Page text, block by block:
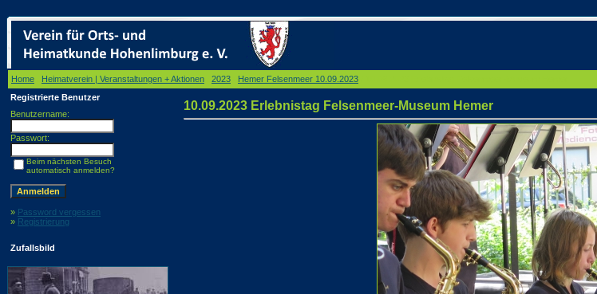
Home Heimatverein | Veranstaltungen + Aktionen 2023 Hemer Felsenmeer 10.09.2023
Registrierte Benutzer
Benutzername:
Passwort:
Beim nächsten Besuch
automatisch anmelden?
» Password vergessen
» Registrierung
Zufallsbild
10.09.2023 Erlebnistag Felsenmeer-Museum Hemer